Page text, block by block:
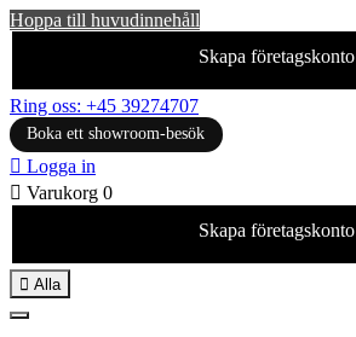
Hoppa till huvudinnehåll
Skapa företagskonto
Ring oss: +45 39274707
Boka ett showroom-besök
 Logga in
 Varukorg 0
Skapa företagskonto
 Alla